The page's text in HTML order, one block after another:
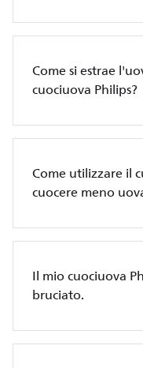
Come si estrae
cuociuova Philips?
Come utilizzare il
cuocere meno
Il mio cuociuova
bruciato.